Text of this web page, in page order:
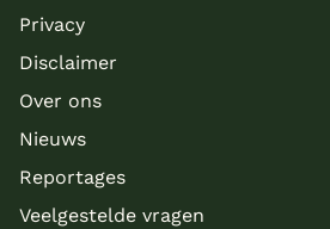
Privacy
Disclaimer
Over ons
Nieuws
Reportages
Veelgestelde vragen